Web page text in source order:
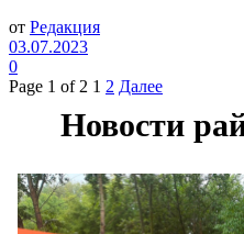
от Редакция
03.07.2023
0
Page 1 of 2 1 2 Далее